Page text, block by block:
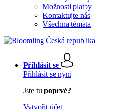
Možnosti platby
Kontaktujte nás
Všechna témata
Přihlásit se
Přihlásit se nyní
Jste tu poprvé?
Vytvořit účet